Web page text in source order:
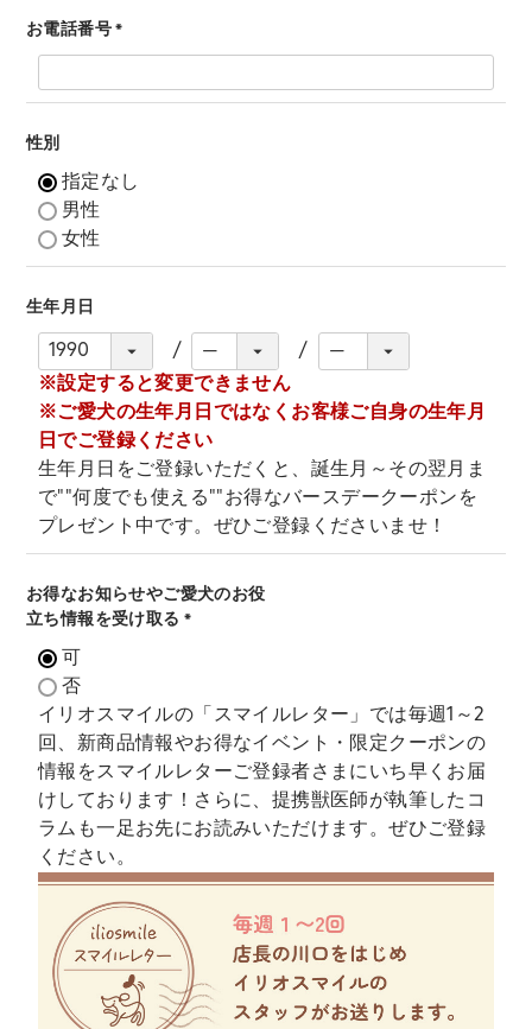
お電話番号
(
須
性別
指定なし
男性
女性
生年月日
※設定すると変更できません
※ご愛犬の生年月日ではなくお客様ご自身の生年月
日でご登録ください
生年月日をご登録いただくと、誕生月～その翌月ま
で""何度でも使える""お得なバースデークーポンを
プレゼント中です。ぜひご登録くださいませ！
お得なお知らせやご愛犬のお役
立ち情報を受け取る
)
可
否
イリオスマイルの「スマイルレター」では毎週1～2
回、新商品情報やお得なイベント・限定クーポンの
情報をスマイルレターご登録者さまにいち早くお届
けしております！さらに、提携獣医師が執筆したコ
ラムも一足お先にお読みいただけます。ぜひご登録
ください。